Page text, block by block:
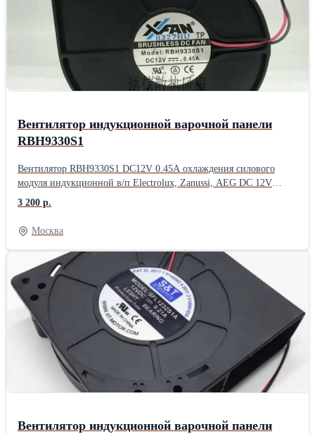
Медь Материал ребер радиатора - Алюминий Размеры, мм -
119х119х38
Вентилятор индукционной варочной панели
RBH9330S1
Вентилятор RBH9330S1 DC12V 0.45A охлаждения силового
модуля индукционной в/п Electrolux, Zanussi, AEG DC 12V
0.45A .
3 200 р.
Москва
Вентилятор индукционной варочной панели